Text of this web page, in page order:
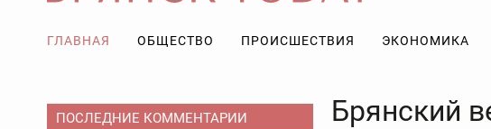
ГЛАВНАЯ ОБЩЕСТВО ПРОИСШЕСТВИЯ ЭКОНОМИКА
ПОСЛЕДНИЕ КОММЕНТАРИИ
Брянский